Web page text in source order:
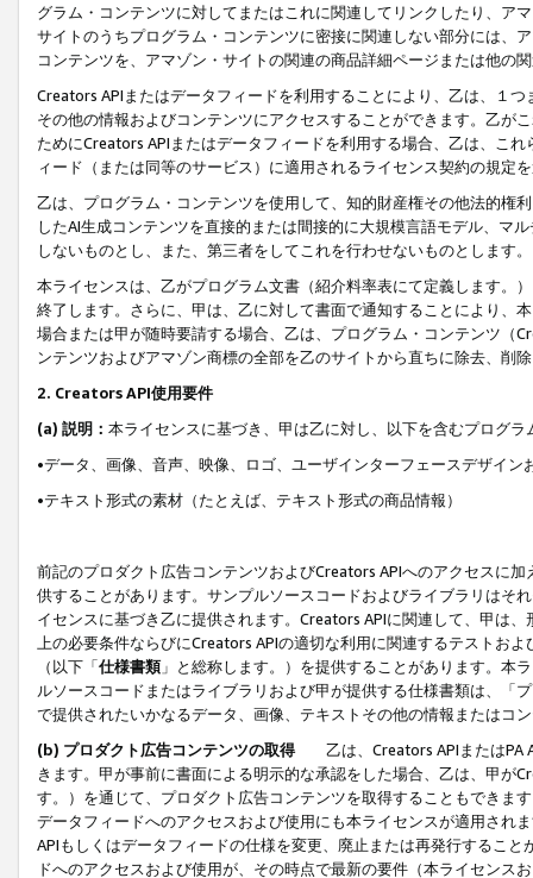
グラム・コンテンツに対してまたはこれに関連してリンクしたり、ア
サイトのうちプログラム・コンテンツに密接に関連しない部分には、
コンテンツを、アマゾン・サイトの関連の商品詳細ページまたは他の
Creators APIまたはデータフィードを利用することにより、乙は、１
その他の情報およびコンテンツにアクセスすることができます。乙が
ためにCreators APIまたはデータフィードを利用する場合、乙は、こ
ィード（または同等のサービス）に適用されるライセンス契約の規定
乙は、プログラム・コンテンツを使用して、知的財産権その他法的権
したAI生成コンテンツを直接的または間接的に大規模言語モデル、マ
しないものとし、また、第三者をしてこれを行わせないものとします。
本ライセンスは、乙がプログラム文書（紹介料率表にて定義します。
終了します。さらに、甲は、乙に対して書面で通知することにより、
場合または甲が随時要請する場合、乙は、プログラム・コンテンツ（
ンテンツおよびアマゾン商標の全部を乙のサイトから直ちに除去、削
2. Creators API使用要件
(a) 説明： 本ライセンスに基づき、甲は乙に対し、以下を含むプログ
•データ、画像、音声、映像、ロゴ、ユーザインターフェースデザイ
•テキスト形式の素材（たとえば、テキスト形式の商品情報）
前記のプロダクト広告コンテンツおよびCreators APIへのアクセスに
供することがあります。サンプルソースコードおよびライブラリはそ
イセンスに基づき乙に提供されます。Creators APIに関連して、甲は
上の必要条件ならびにCreators APIの適切な利用に関連するテストお
（以下「仕様書類」と総称します。）を提供することがあります。本
ルソースコードまたはライブラリおよび甲が提供する仕様書類は、「
で提供されたいかなるデータ、画像、テキストその他の情報またはコ
(b) プロダクト広告コンテンツの取得
乙は、Creators APIまたはPA
きます。甲が事前に書面による明示的な承認をした場合、乙は、甲が
す。）を通じて、プロダクト広告コンテンツを取得することもできま
データフィードへのアクセスおよび使用にも本ライセンスが適用され
APIもしくはデータフィードの仕様を変更、廃止または再発行するこ
ドへのアクセスおよび使用が、その時点で最新の要件（本ライセン